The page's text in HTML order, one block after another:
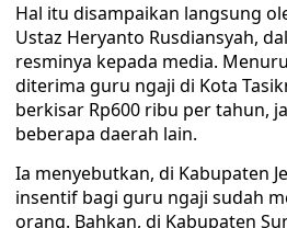
Hal itu disampaikan langsung
Ustaz Heryanto Rusdiansyah,
resminya kepada media.
diterima guru ngaji di Kota
berkisar Rp600 ribu per tahun,
beberapa daerah lain.
Ia menyebutkan, di Kabupaten
insentif bagi guru ngaji sudah
orang. Bahkan, di Kabupaten